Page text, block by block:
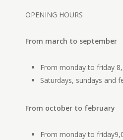
OPENING HOURS
From march to september
From monday to friday
Saturdays, sundays and
From october to february
From monday to friday